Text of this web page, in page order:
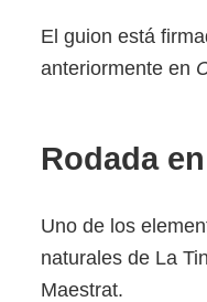
El guion está
anteriormente en
Rodada
Uno de los
naturales de La
Maestrat.